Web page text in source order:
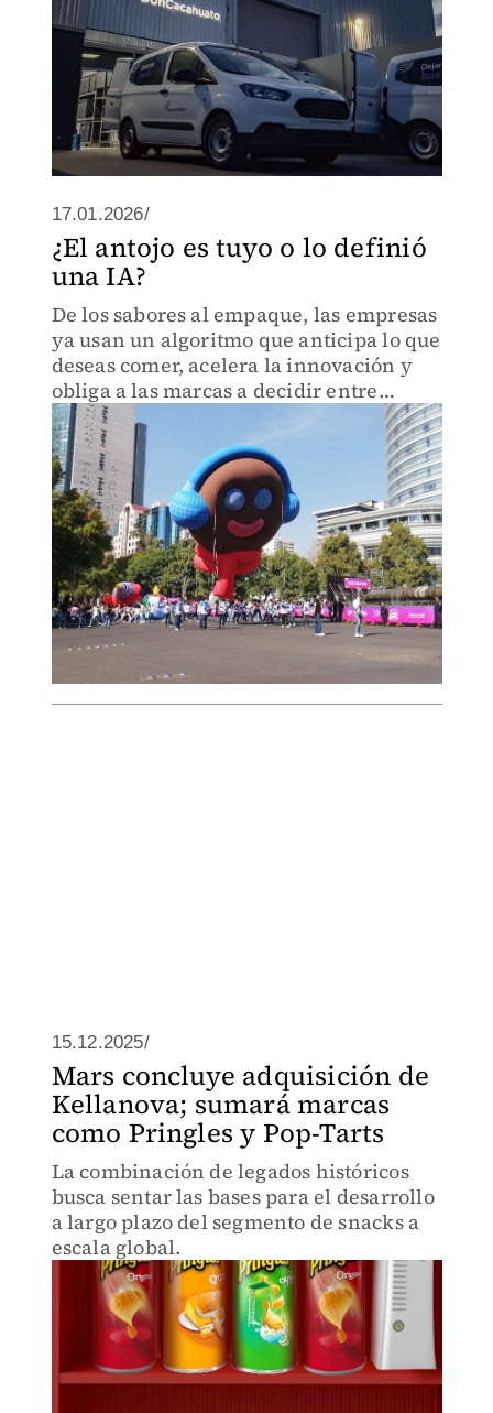
17.01.2026/
¿El antojo es tuyo o lo definió
una IA?
De los sabores al empaque, las empresas
ya usan un algoritmo que anticipa lo que
deseas comer, acelera la innovación y
obliga a las marcas a decidir entre
vender más o ser más sostenibles.
15.12.2025/
Mars concluye adquisición de
Kellanova; sumará marcas
como Pringles y Pop-Tarts
La combinación de legados históricos
busca sentar las bases para el desarrollo
a largo plazo del segmento de snacks a
escala global.